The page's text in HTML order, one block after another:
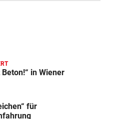
in Wiener
für